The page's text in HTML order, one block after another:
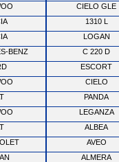
CIELO GLE
1310 L
LOGAN
BENZ
C 220 D
ESCORT
CIELO
PANDA
LEGANZA
ALBEA
AVEO
ALMERA